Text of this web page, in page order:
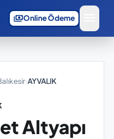
paymentsOnline Ödeme
›AYVALIK
Altyapı